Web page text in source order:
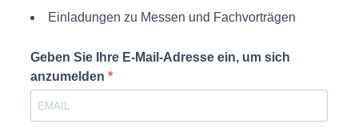
Einladungen zu Messen und Fachvorträgen
Geben Sie Ihre E-Mail-Adresse ein, um sich
anzumelden